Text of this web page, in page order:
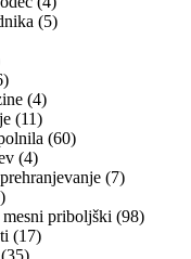
izdelki
55
16
izdelkov
44
izdelki
1111
izdelkov
6060
44
izdelki
77
129
izdelkovpriboljški 9898
1717
3535